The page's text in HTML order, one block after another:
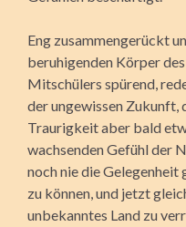
Eng zusammengerückt
beruhigenden Körper
Mitschülers spürend,
der ungewissen Zukunft,
Traurigkeit aber bald
wachsenden Gefühl der
noch nie die Gelegenheit
zu können, und jetzt
unbekanntes Land zu